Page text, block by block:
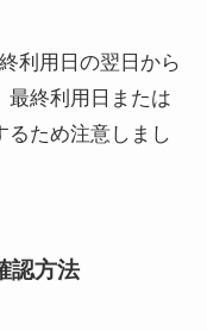
利用日の翌日から
最終利用日または
るため注意しまし
認方法